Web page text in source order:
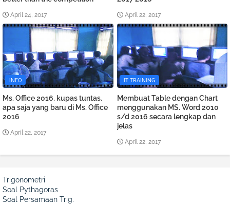
April 24, 2017 April 22, 2017
INFO
Ms. Office 2016, kupas tuntas,
apa saja yang baru di Ms. Office
2016
April 22, 2017
IT TRAINING
Membuat Table dengan Chart
menggunakan MS. Word 2010
s/d 2016 secara lengkap dan
jelas
April 22, 2017
Trigonometri
Soal Pythagoras
Soal Persamaan Trig.